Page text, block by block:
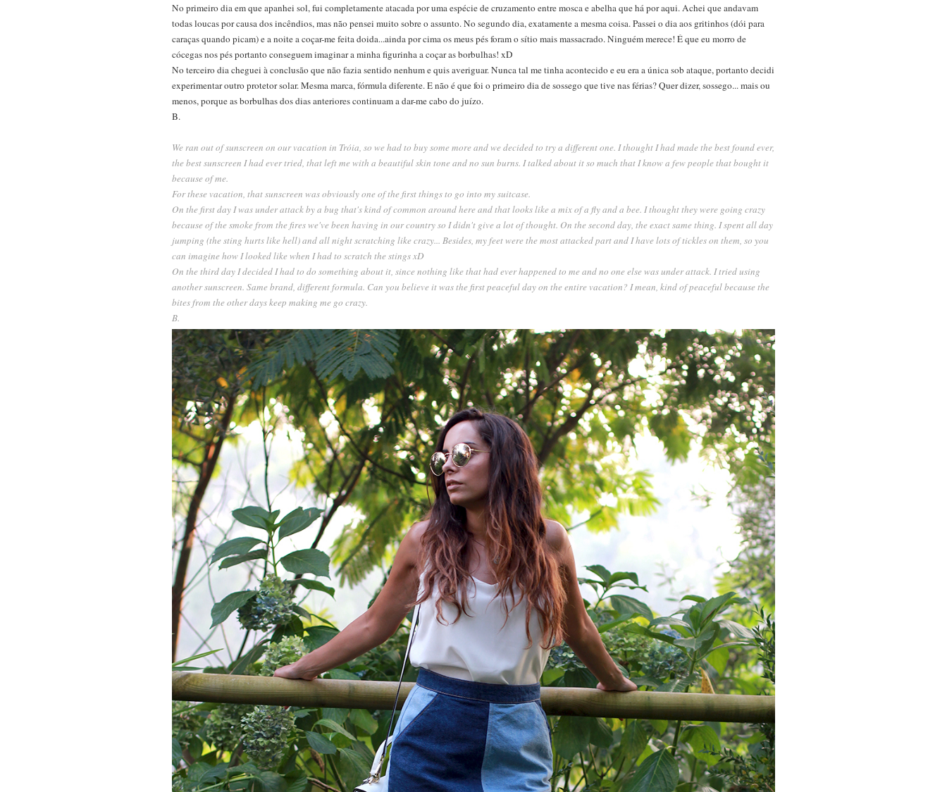
No primeiro dia em que apanhei sol, fui completamente atacada por uma espécie de cruzamento entre mosca e abelha que há por aqui. Achei que andavam
todas loucas por causa dos incêndios, mas não pensei muito sobre o assunto. No segundo dia, exatamente a mesma coisa. Passei o dia aos gritinhos (dói para
caraças quando picam) e a noite a coçar-me feita doida...ainda por cima os meus pés foram o sítio mais massacrado. Ninguém merece! É que eu morro de
cócegas nos pés portanto conseguem imaginar a minha figurinha a coçar as borbulhas! xD
No terceiro dia cheguei à conclusão que não fazia sentido nenhum e quis averiguar. Nunca tal me tinha acontecido e eu era a única sob ataque, portanto decidi
experimentar outro protetor solar. Mesma marca, fórmula diferente. E não é que foi o primeiro dia de sossego que tive nas férias? Quer dizer, sossego... mais ou
menos, porque as borbulhas dos dias anteriores continuam a dar-me cabo do juízo.
B.
We ran out of sunscreen on our vacation in Tróia, so we had to buy some more and we decided to try a different one. I thought I had made the best found ever,
the best sunscreen I had ever tried, that left me with a beautiful skin tone and no sun burns. I talked about it so much that I know a few people that bought it
because of me.
For these vacation, that sunscreen was obviously one of the first things to go into my suitcase.
On the first day I was under attack by a bug that's kind of common around here and that looks like a mix of a fly and a bee. I thought they were going crazy
because of the smoke from the fires we've been having in our country so I didn't give a lot of thought. On the second day, the exact same thing. I spent all day
jumping (the sting hurts like hell) and all night scratching like crazy... Besides, my feet were the most attacked part and I have lots of tickles on them, so you
can imagine how I looked like when I had to scratch the stings xD
On the third day I decided I had to do something about it, since nothing like that had ever happened to me and no one else was under attack. I tried using
another sunscreen. Same brand, different formula. Can you believe it was the first peaceful day on the entire vacation? I mean, kind of peaceful because the
bites from the other days keep making me go crazy.
B.